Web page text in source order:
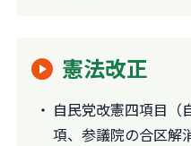
憲法改正
自民党改憲四項目（
項、参議院の合区解